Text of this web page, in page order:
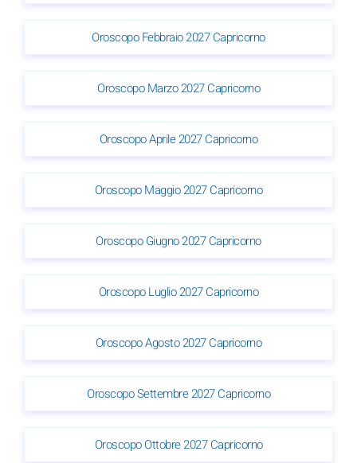
Oroscopo Febbraio 2027 Capricorno
Oroscopo Marzo 2027 Capricorno
Oroscopo Aprile 2027 Capricorno
Oroscopo Maggio 2027 Capricorno
Oroscopo Giugno 2027 Capricorno
Oroscopo Luglio 2027 Capricorno
Oroscopo Agosto 2027 Capricorno
Oroscopo Settembre 2027 Capricorno
Oroscopo Ottobre 2027 Capricorno